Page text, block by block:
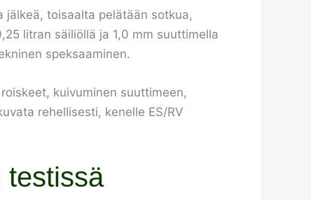
jälkeä, toisaalta pelätään sotkua,
litran säiliöllä ja 1,0 mm suuttimella
speksaaminen.
kuivuminen suuttimeen,
rehellisesti, kenelle ES/RV
testissä